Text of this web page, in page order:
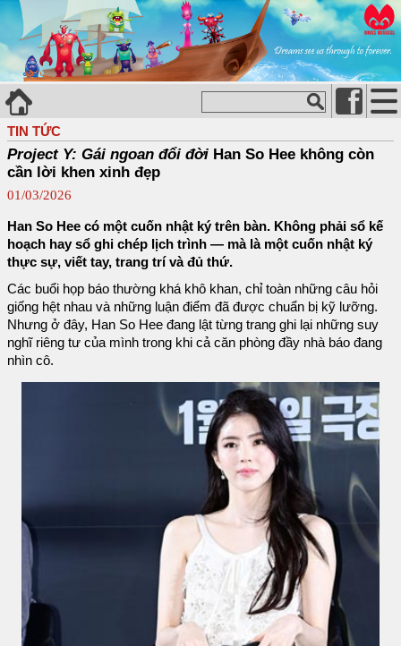
TIN TỨC
Project Y: Gái ngoan đổi đời Han So Hee không còn
cần lời khen xinh đẹp
01/03/2026
Han So Hee có một cuốn nhật ký trên bàn. Không phải sổ kế
hoạch hay sổ ghi chép lịch trình — mà là một cuốn nhật ký
thực sự, viết tay, trang trí và đủ thứ.
Các buổi họp báo thường khá khô khan, chỉ toàn những câu hỏi
giống hệt nhau và những luận điểm đã được chuẩn bị kỹ lưỡng.
Nhưng ở đây, Han So Hee đang lật từng trang ghi lại những suy
nghĩ riêng tư của mình trong khi cả căn phòng đầy nhà báo đang
nhìn cô.